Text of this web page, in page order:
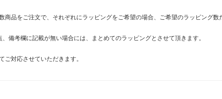
商品をご注文で、それぞれにラッピングをご希望の場合、ご希望のラッピング
備考欄に記載が無い場合には、まとめてのラッピングとさせて頂きます。
対応させていただきます。